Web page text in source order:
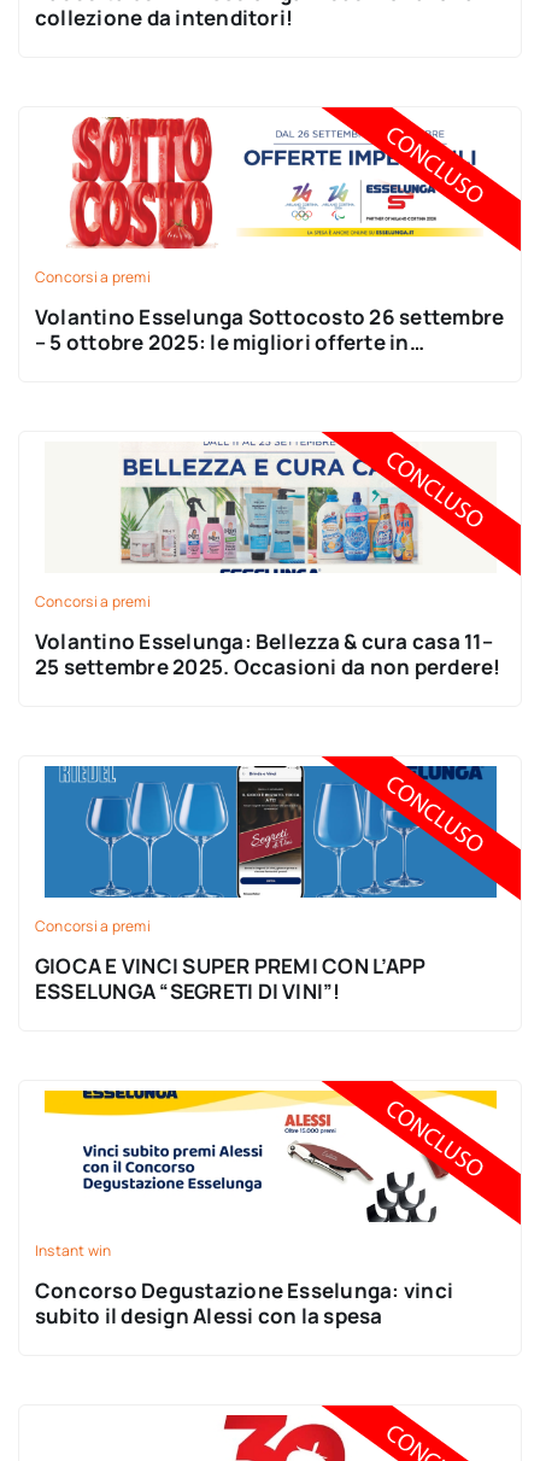
collezione da intenditori!
Concorsi a premi
Volantino Esselunga Sottocosto 26 settembre
– 5 ottobre 2025: le migliori offerte in
Concorsi a premi
Volantino Esselunga: Bellezza & cura casa 11–
25 settembre 2025. Occasioni da non perdere!
Concorsi a premi
GIOCA E VINCI SUPER PREMI CON L’APP
ESSELUNGA “SEGRETI DI VINI”!
Instant win
Concorso Degustazione Esselunga: vinci
subito il design Alessi con la spesa